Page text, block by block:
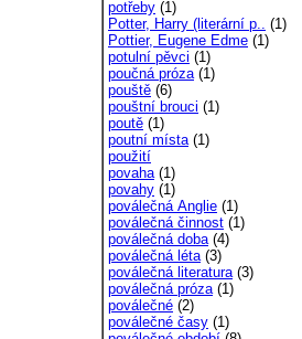
potřeby (1)
Potter, Harry (literární p.. (1)
Pottier, Eugene Edme (1)
potulní pěvci (1)
poučná próza(1)
pouště (6)
pouštní brouci (1)
poutě (1)
poutní místa(1)
použití
povaha(1)
povahy (1)
poválečná Anglie (1)
poválečná činnost (1)
poválečná doba(4)
poválečná léta(3)
poválečná literatura(3)
poválečná próza(1)
poválečné (2)
poválečné časy (1)